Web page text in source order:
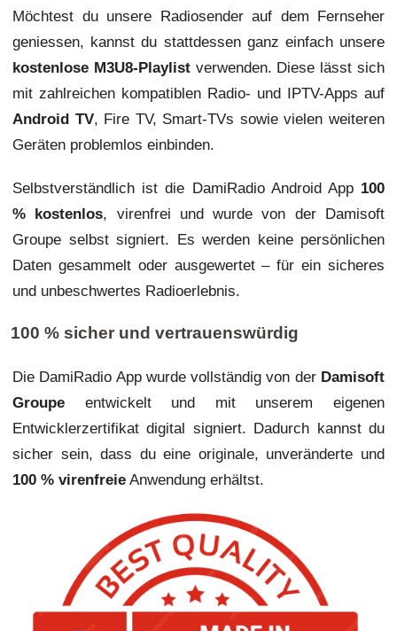
Möchtest du unsere Radiosender auf dem Fernseher
geniessen, kannst du stattdessen ganz einfach unsere
kostenlose M3U8-Playlistverwenden. Diese lässt sich
mit zahlreichen kompatiblen Radio- und IPTV-Apps auf
Android TV, Fire TV, Smart-TVs sowie vielen weiteren
Geräten problemlos einbinden.
Selbstverständlich ist die DamiRadio Android App 100
% kostenlos, virenfrei und wurde von der Damisoft
Groupe selbst signiert. Es werden keine persönlichen
Daten gesammelt oder ausgewertet – für ein sicheres
und unbeschwertes Radioerlebnis.
100 % sicher und vertrauenswürdig
Die DamiRadio App wurde vollständig von der Damisoft
Groupe entwickelt und mit unserem eigenen
Entwicklerzertifikat digital signiert. Dadurch kannst du
sicher sein, dass du eine originale, unveränderte und
100 % virenfreie Anwendung erhältst.